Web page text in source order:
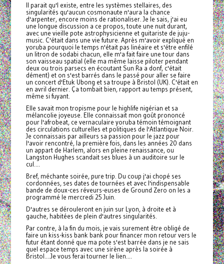
Il parait qu'l existe, entre les systèmes stellaires, des
singularités qu'aucun cosmonaute n'aura la chance
d'arpenter, encore moins de rationaliser. Je le sais, j'ai eu
une longue discussion a ce propos, toute une nuit durant,
avec une vieille pote astrophysicienne et guitariste de juju-
music. C'était dans une vie future. Après m'avoir expliqué en
yoruba pourquoi le temps n'était pas linéaire et s'étre enfilé
un litron de sodabi chacun, elle m'a fait faire une tour dans
son vaisseau spatial (elle ma même laisse piloter pendant
deux ou trois parsecs en écoutant Sun Ra a donf, c'était
dément) et on s'est barrés dans le passé pour aller se faire
un concert d'Etuk Ubong et sa troupe à Bristol (UK). C'était en
en avril dernier. Ça tombait bien, rapport au temps présent,
même si fuyant.
Elle savait mon tropisme pour le highlife nigérian et sa
mélancolie joyeuse. Elle connaissait mon goût prononcé
pour l'afrobeat, ce vernaculaire yoruba témoin témoignant
des circulations culturelles et politiques de l'Atlantique Noir.
Je connaissais par ailleurs sa passion pour le jazz pour
l'avoir rencontré, la première fois, dans les années 20 dans
un appart de Harlem, alors en pleine renaissance, ou
Langston Hughes scandait ses blues à un auditoire sur le
cul....
Bref, méchante soirée, pure trip. Du coup j'ai chopé ses
cordonnées, ses dates de tournées et avec l'indispensable
bande de doux-ces réveurs-euses de Ground Zero on les a
programmé le mercredi 25 Juin.
D'autres se dérouleront en juin sur Lyon, à droite et à
gauche, habitées de plein d'autres singularités.
Par contre, à la fin du mois, je vais surement être obligé de
faire un kiss-kiss bank bank pour financer mon retour vers le
futur étant donné que ma pote s'est barrée dans je ne sais
quel espace temps avec une sirène après la soirée à
Bristol....Je vous ferai tourner le lien....